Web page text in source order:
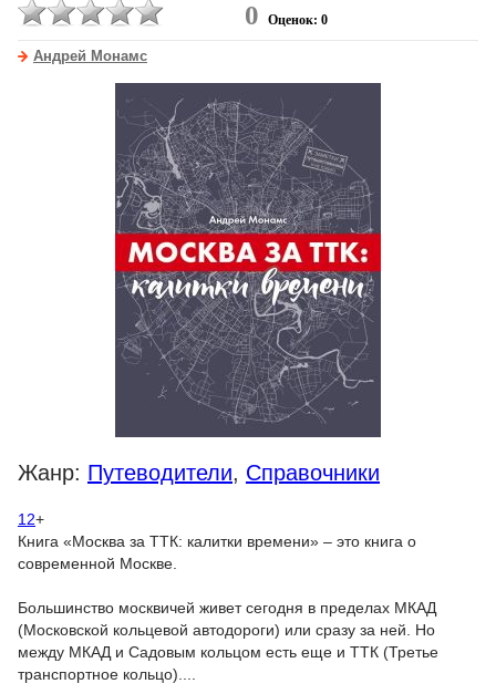
0 Оценок: 0
Андрей Монамс
Жанр: Путеводители, Справочники
12+
Книга «Москва за ТТК: калитки времени» – это книга о
современной Москве.
Большинство москвичей живет сегодня в пределах МКАД
(Московской кольцевой автодороги) или сразу за ней. Но
между МКАД и Садовым кольцом есть еще и ТТК (Третье
транспортное кольцо)....